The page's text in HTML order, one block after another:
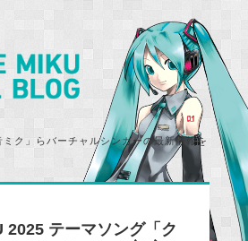
ク」らバーチャルシンガーの最新情報を
2025 テーマソング「ク